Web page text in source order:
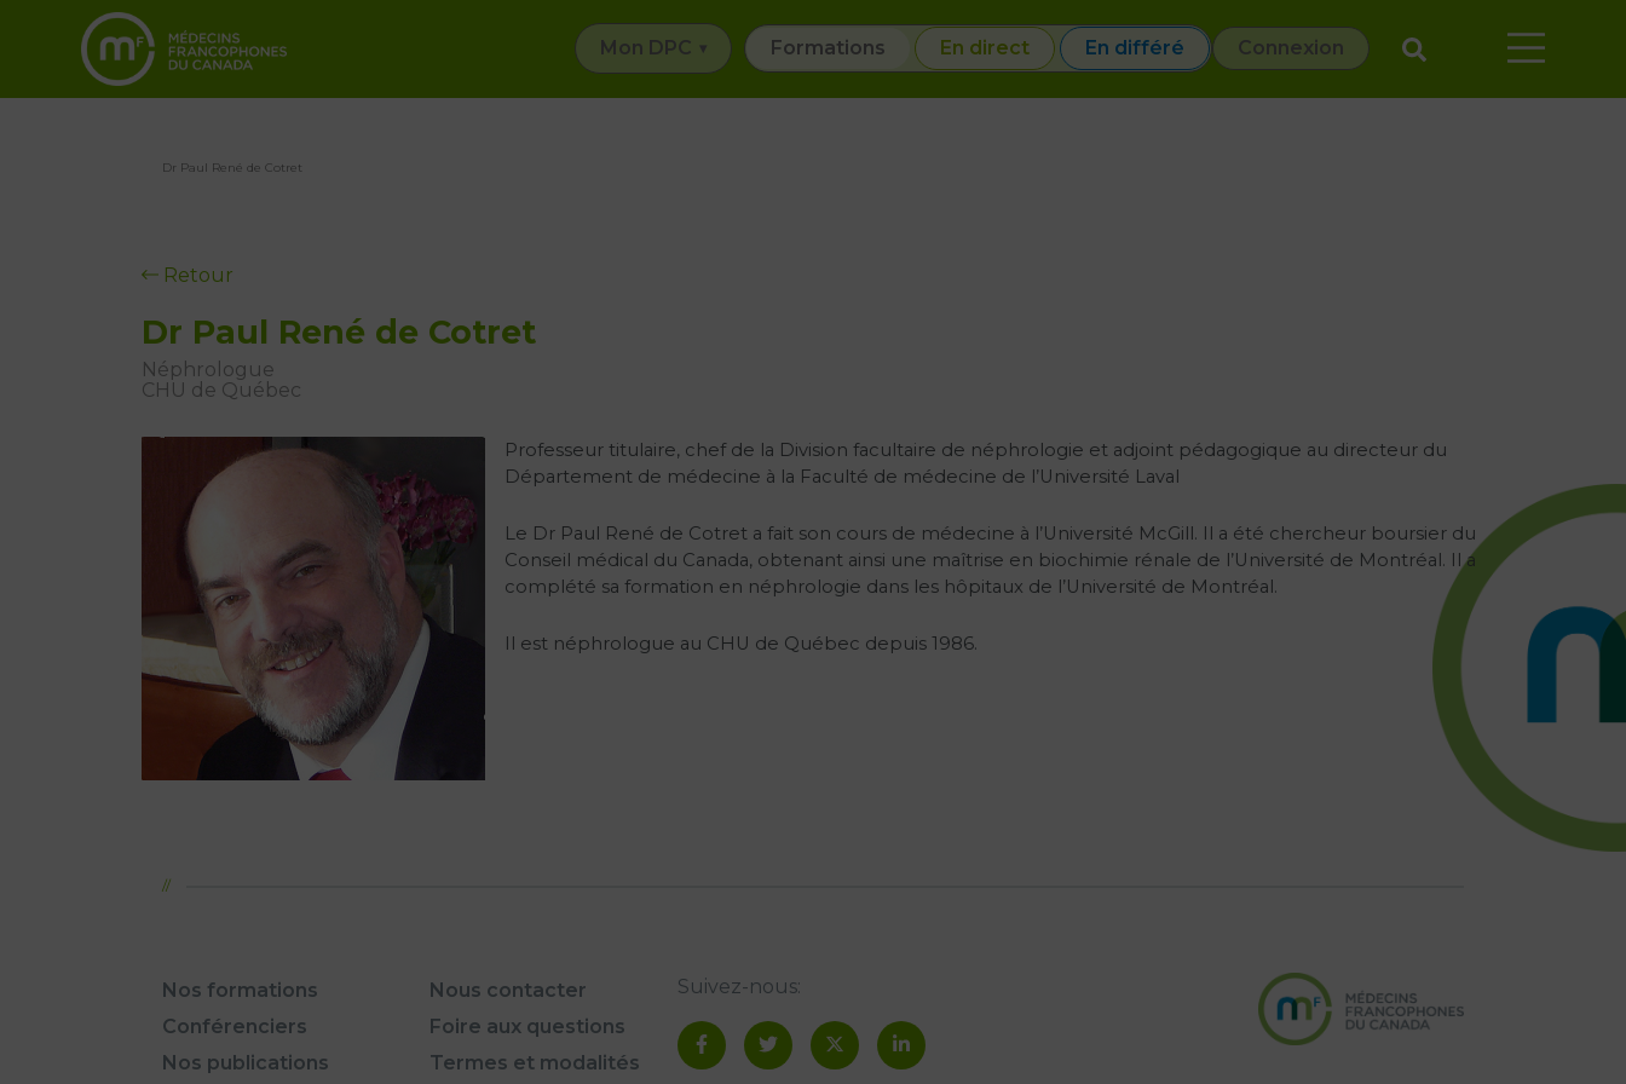
Mon DPC Formations En direct En différé Connexion
Dr Paul René de Cotret
Retour
Dr Paul René de Cotret
Néphrologue
CHU de Québec
Professeur titulaire, chef de la Division facultaire de néphrologie et adjoint pédagogique au directeur du
Département de médecine à la Faculté de médecine de l’Université Laval
Le Dr Paul René de Cotret a fait son cours de médecine à l’Université McGill. Il a été chercheur boursier du
Conseil médical du Canada, obtenant ainsi une maîtrise en biochimie rénale de l’Université de Montréal. Il a
complété sa formation en néphrologie dans les hôpitaux de l’Université de Montréal.
Il est néphrologue au CHU de Québec depuis 1986.
Nos formations
Conférenciers
Nos publications
Nous contacter
Foire aux questions
Termes et modalités
Suivez-nous: